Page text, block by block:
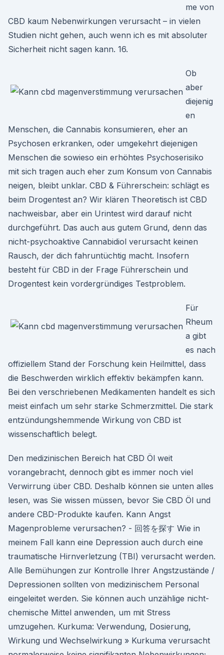
me von
CBD kaum Nebenwirkungen verursacht – in vielen
Studien nicht gehen, auch wenn ich es mit absoluter
Sicherheit nicht sagen kann. 16.
Ob
aber
diejenig
en
Menschen, die Cannabis konsumieren, eher an
Psychosen erkranken, oder umgekehrt diejenigen
Menschen die sowieso ein erhöhtes Psychoserisiko
mit sich tragen auch eher zum Konsum von Cannabis
neigen, bleibt unklar. CBD & Führerschein: schlägt es
beim Drogentest an? Wir klären Theoretisch ist CBD
nachweisbar, aber ein Urintest wird darauf nicht
durchgeführt. Das auch aus gutem Grund, denn das
nicht-psychoaktive Cannabidiol verursacht keinen
Rausch, der dich fahruntüchtig macht. Insofern
besteht für CBD in der Frage Führerschein und
Drogentest kein vordergründiges Testproblem.
Für
Rheum
a gibt
es nach
offiziellem Stand der Forschung kein Heilmittel, dass
die Beschwerden wirklich effektiv bekämpfen kann.
Bei den verschriebenen Medikamenten handelt es sich
meist einfach um sehr starke Schmerzmittel. Die stark
entzündungshemmende Wirkung von CBD ist
wissenschaftlich belegt.
Den medizinischen Bereich hat CBD Öl weit
vorangebracht, dennoch gibt es immer noch viel
Verwirrung über CBD. Deshalb können sie unten alles
lesen, was Sie wissen müssen, bevor Sie CBD Öl und
andere CBD-Produkte kaufen. Kann Angst
Magenprobleme verursachen? - 回答を探す Wie in
meinem Fall kann eine Depression auch durch eine
traumatische Hirnverletzung (TBI) verursacht werden.
Alle Bemühungen zur Kontrolle Ihrer Angstzustände /
Depressionen sollten von medizinischem Personal
eingeleitet werden. Sie können auch unzählige nicht-
chemische Mittel anwenden, um mit Stress
umzugehen. Kurkuma: Verwendung, Dosierung,
Wirkung und Wechselwirkung » Kurkuma verursacht